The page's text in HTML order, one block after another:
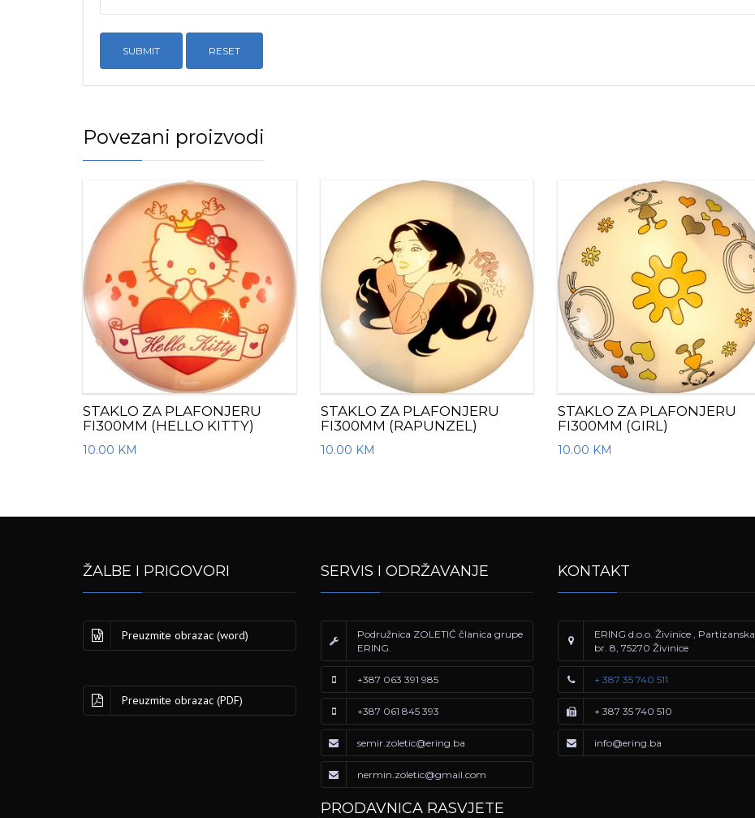
RESET
Povezani proizvodi
STAKLO ZA PLAFONJERU
FI300MM (HELLO KITTY)
10.00 KM
STAKLO ZA PLAFONJERU
FI300MM (RAPUNZEL)
10.00 KM
STAKLO ZA PLAFONJERU
FI300MM (GIRL)
10.00 KM
ŽALBE I PRIGOVORI
Preuzmite obrazac (word)
Preuzmite obrazac (PDF)
SERVIS I ODRŽAVANJE
Podružnica ZOLETIĆ članica grupe
ERING.
+387 063 391 985
+387 061 845 393
semir.zoletic@ering.ba
nermin.zoletic@gmail.com
PRODAVNICA RASVJETE
KONTAKT
ERING d.o.o. Živinice , Partizanska
br. 8, 75270 Živinice
+ 387 35 740 511
+ 387 35 740 510
info@ering.ba